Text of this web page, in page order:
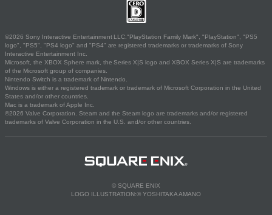
©2026 Sony Interactive Entertainment LLC."PlayStation Family Mark", "PlayStation", "PS5
logo", "PS5", "PS4 logo" and "PS4" are registered trademarks or trademarks of Sony
Interactive Entertainment Inc.
Microsoft, the XBOX Sphere mark, the Series X|S logo and XBOX Series X|S are trademarks
of the Microsoft group of companies.
Nintendo Switch is a trademark of Nintendo.
Windows is either a registered trademark or trademark of Microsoft Corporation in the United
States and/or other countries.
Mac is a trademark of Apple Inc.
©2026 Valve Corporation. Steam and the Steam logo are trademarks and/or registered
trademarks of Valve Corporation in the U.S. and/or other countries.
© SQUARE ENIX
LOGO ILLUSTRATION:© YOSHITAKA AMANO